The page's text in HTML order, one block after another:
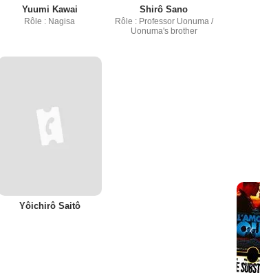
Yuumi Kawai
Rôle : Nagisa
Shirô Sano
Rôle : Professor Uonuma /
Uonuma's brother
Yôichirô Saitô